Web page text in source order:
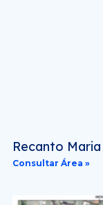
Recanto
Consultar Área »